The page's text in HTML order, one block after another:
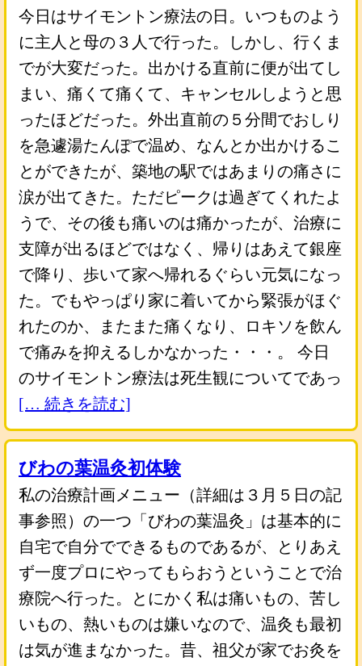
今日はサイモントン療法の日。いつものよう
に主人と母の３人で行った。しかし、行くま
でが大変だった。出かける直前に便が出てし
まい、痛くて痛くて、キャンセルしようと思
ったほどだった。外出直前の５分間でおしり
を急遽湯たんぽで温め、なんとか出かけるこ
とができたが、築地の駅ではあまりの痛さに
涙が出てきた。ただピークは過ぎてくれたよ
うで、その後も痛いのは痛かったが、治療に
支障が出るほどではなく、帰りはあえて銀座
で降り、歩いて家へ帰れるぐらい元気になっ
た。でもやっぱり家に着いてから緊張がほぐ
れたのか、またまた痛くなり、ロキソを飲ん
で痛みを抑えるしかなかった・・・。 今日
のサイモントン療法は死生観についてであっ
[… 続きを読む]
びわの葉温灸初体験
私の治療計画メニュー（詳細は３月５日の記
事参照）の一つ「びわの葉温灸」は基本的に
自宅で自分でできるものであるが、とりあえ
ず一度プロにやってもらおうということで治
療院へ行った。とにかく私は痛いもの、苦し
いもの、熱いものは嫌いなので、温灸も最初
は気が進まなかった。昔、祖父が家でお灸を